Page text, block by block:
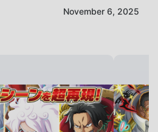
November 6, 2025